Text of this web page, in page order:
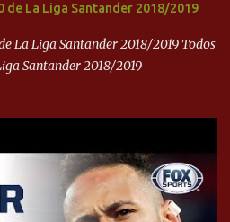
de La Liga Santander 2018/2019
La Liga Santander 2018/2019 Todos
Santander 2018/2019